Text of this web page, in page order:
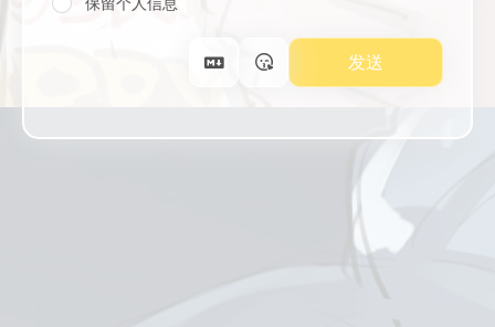
保留个人信息